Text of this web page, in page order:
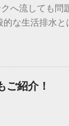
へ流しても問
な生活排水と
器を適切に
す）」と「膠
の観点から以
理施設であっ
まで到達し、
ご紹介！